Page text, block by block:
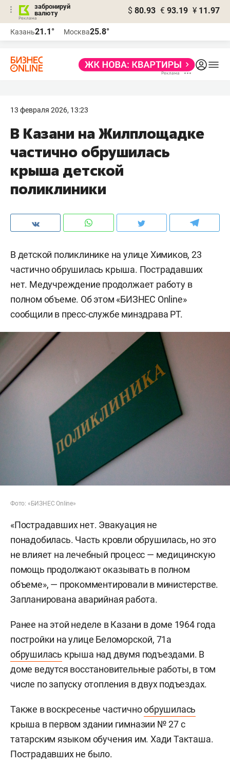
забронируй
валюту
$ 80.93 € 93.19 ¥ 11.97
Казань21.1° Москва25.8°
13 февраля 2026, 13:23
В Казани на Жилплощадке
частично обрушилась
крыша детской
поликлиники
В детской поликлинике на улице Химиков, 23
частично обрушилась крыша. Пострадавших
нет. Медучреждение продолжает работу в
полном объеме. Об этом «БИЗНЕС Online»
сообщили в пресс-службе минздрава РТ.
Фото: «БИЗНЕС Online»
«Пострадавших нет. Эвакуация не
понадобилась. Часть кровли обрушилась, но это
не влияет на лечебный процесс — медицинскую
помощь продолжают оказывать в полном
объеме», — прокомментировали в министерстве.
Запланирована аварийная работа.
Ранее на этой неделе в Казани в доме 1964 года
постройки на улице Беломорской, 71а
обрушилась крыша над двумя подъездами. В
доме ведутся восстановительные работы, в том
числе по запуску отопления в двух подъездах.
Также в воскресенье частичнообрушилась
крыша в первом здании гимназии № 27 с
татарским языком обучения им. Хади Такташа.
Пострадавших не было.